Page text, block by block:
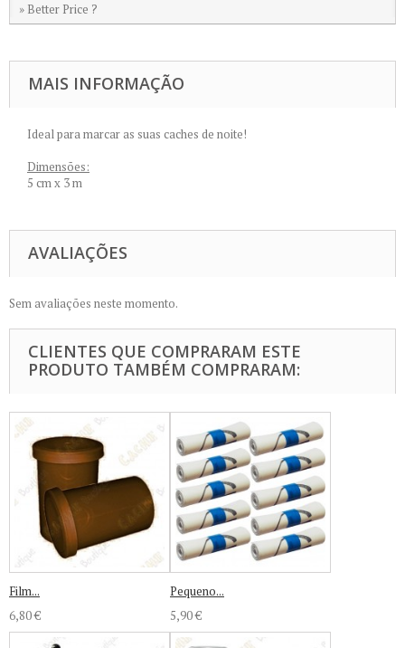
» Better Price ?
MAIS INFORMAÇÃO
Ideal para marcar as suas caches de noite!
Dimensões:
5 cm x 3 m
AVALIAÇÕES
Sem avaliações neste momento.
CLIENTES QUE COMPRARAM ESTE
PRODUTO TAMBÉM COMPRARAM:
Film...
6,80 €
Pequeno...
5,90 €